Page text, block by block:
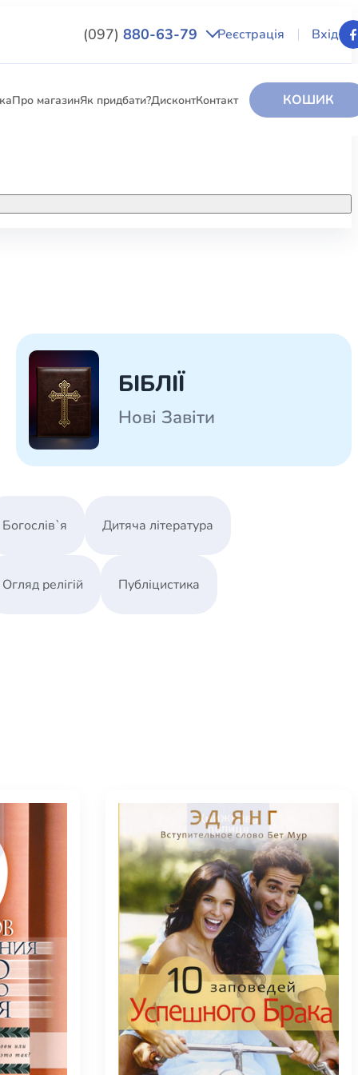
(097) 880-63-79 Реєстрація Вхід
Про магазинЯк придбати?ДисконтКонтакт КОШИК
БІБЛІЇ
Нові Завіти
Богослів`я Дитяча література
Огляд релігій Публіцистика